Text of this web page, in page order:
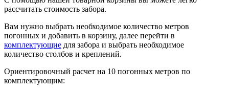
рассчитать стоимость забора.
Вам нужно выбрать необходимое количество метров
погонных и добавить в корзину, далее перейти в
комплектующие для забора и выбрать необходимое
количество столбов и креплений.
Ориентировочный расчет на 10 погонных метров по
комплектующим: